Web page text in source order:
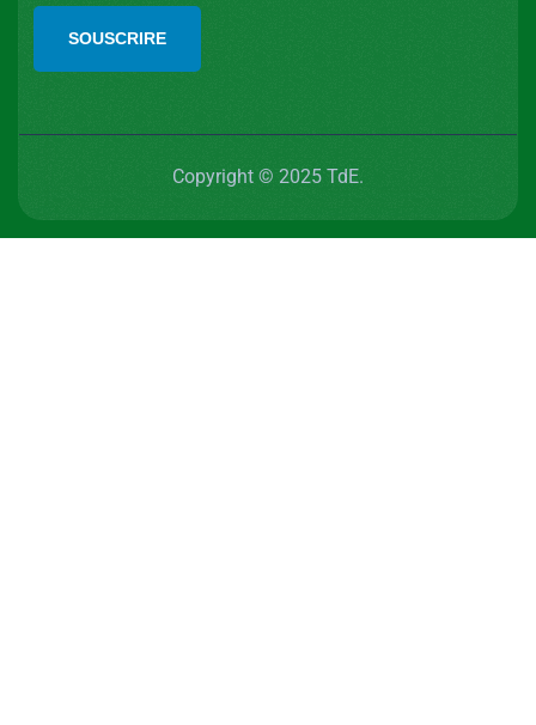
SOUSCRIRE
Copyright © 2025 TdE.